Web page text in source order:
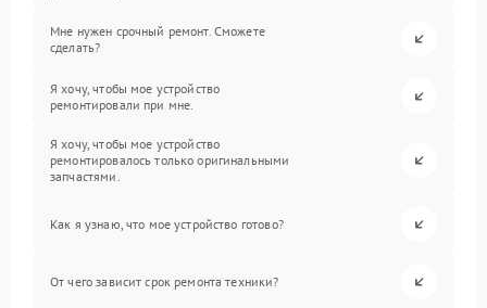
Мне нужен срочный ремонт. Сможете
сделать?
Я хочу, чтобы мое устройство
ремонтировали при мне.
Я хочу, чтобы мое устройство
ремонтировалось только оригинальными
запчастями.
Как я узнаю, что мое устройство готово?
От чего зависит срок ремонта техники?